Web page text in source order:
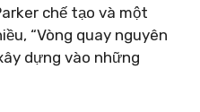
chế tạo và một
“Vòng quay nguyên
dựng vào những